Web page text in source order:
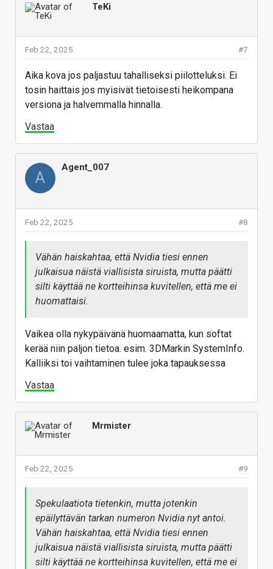
TeKi
#7
Feb 22, 2025
Aika kova jos paljastuu tahalliseksi piilotteluksi. Ei
tosin haittais jos myisivät tietoisesti heikompana
versiona ja halvemmalla hinnalla.
Vastaa
A
Agent_007
#8
Feb 22, 2025
Vähän haiskahtaa, että Nvidia tiesi ennen
julkaisua näistä viallisista siruista, mutta päätti
silti käyttää ne kortteihinsa kuvitellen, että me ei
huomattaisi.
Vaikea olla nykypäivänä huomaamatta, kun softat
kerää niin paljon tietoa. esim. 3DMarkin SystemInfo.
Kalliiksi toi vaihtaminen tulee joka tapauksessa
Vastaa
Mrmister
#9
Feb 22, 2025
Spekulaatiota tietenkin, mutta jotenkin
epäilyttävän tarkan numeron Nvidia nyt antoi.
Vähän haiskahtaa, että Nvidia tiesi ennen
julkaisua näistä viallisista siruista, mutta päätti
silti käyttää ne kortteihinsa kuvitellen, että me ei